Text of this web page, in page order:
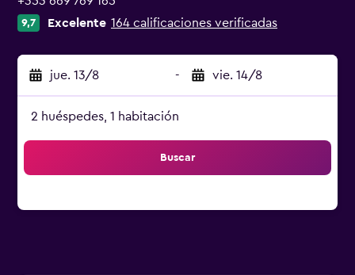
9,7 Excelente 164 calificaciones verificadas
jue. 13/8 - vie. 14/8
2 huéspedes, 1 habitación
Buscar